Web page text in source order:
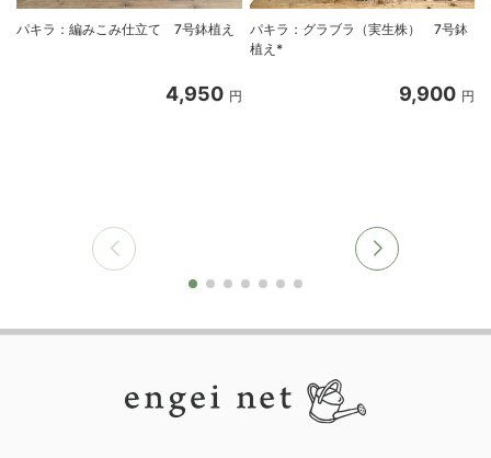
パキラ：編みこみ仕立て 7号鉢植え
4,950 円
パキラ：グラブラ（実生株） 7号鉢
植え*
9,900 円